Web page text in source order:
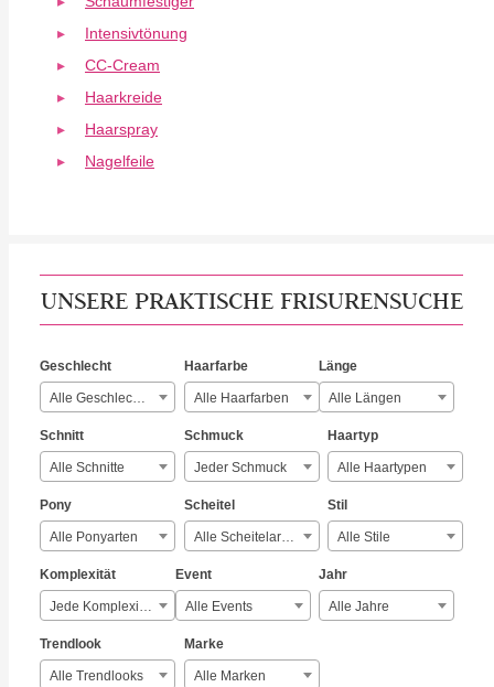
Intensivtönung
CC-Cream
Haarkreide
Haarspray
Nagelfeile
UNSERE PRAKTISCHE FRISURENSUCHE
Geschlecht
Alle Geschlechter
Haarfarbe
Alle Haarfarben
Länge
Alle Längen
Schnitt
Alle Schnitte
Schmuck
Jeder Schmuck
Haartyp
Alle Haartypen
Pony
Alle Ponyarten
Scheitel
Alle Scheitelarten
Stil
Alle Stile
Komplexität
Jede Komplexität
Event
Alle Events
Jahr
Alle Jahre
Trendlook
Alle Trendlooks
Marke
Alle Marken